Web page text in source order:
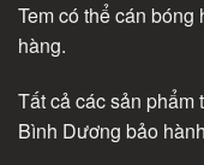
Tem có thể cán
hàng.
Tất cả các sản phẩm
Bình Dương bảo